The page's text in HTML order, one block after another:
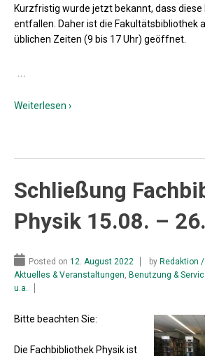
Kurzfristig wurde jetzt bekannt, dass
entfallen. Daher ist die Fakultätsbibliothek
üblichen Zeiten (9 bis 17 Uhr) geöffnet.
…
Weiterlesen ›
Schließung
Physik 15.08. –
Posted on 12. August 2022 by Redaktion
Aktuelles & Veranstaltungen, Benutzung &
u.a.
Bitte beachten Sie:
Die Fachbibliothek Physik ist